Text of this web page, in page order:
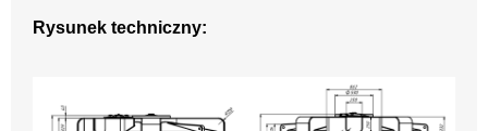
Rysunek techniczny: